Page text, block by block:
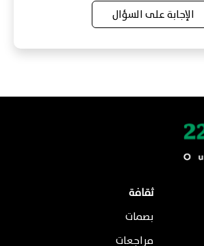
الإجابة على السؤال
ثقافة
بصمات
مراجعات